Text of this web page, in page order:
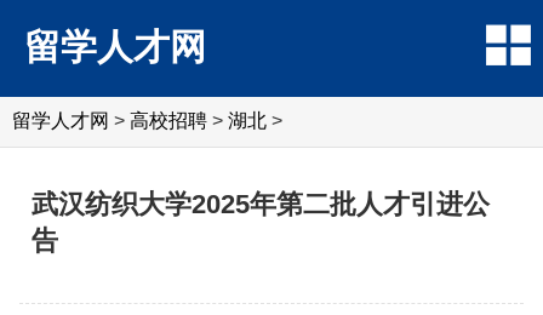
留学人才网
留学人才网 > 高校招聘 > 湖北 >
武汉纺织大学2025年第二批人才引进公
告